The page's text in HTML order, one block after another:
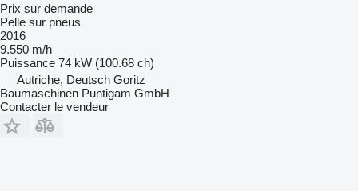
Prix sur demande
Pelle sur pneus
2016
9.550 m/h
Puissance 74 kW (100.68 ch)
Autriche, Deutsch Goritz
Baumaschinen Puntigam GmbH
Contacter le vendeur